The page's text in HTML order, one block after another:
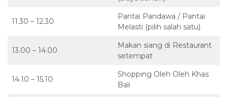
11.30 – 12.30
Pantai Pandawa / Pantai
Melasti (pilih salah satu)
13.00 – 14.00
Makan siang di Restaurant
setempat
14.10 – 15.10
Shopping Oleh Oleh Khas
Bali